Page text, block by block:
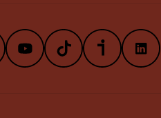
YoutubeTikTokiVoox LinkedIn